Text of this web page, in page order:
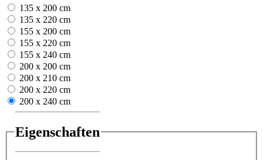
135 x 200 cm
135 x 220 cm
155 x 200 cm
155 x 220 cm
155 x 240 cm
200 x 200 cm
200 x 210 cm
200 x 220 cm
200 x 240 cm
Eigenschaften